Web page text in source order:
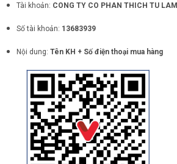
Tài khoản: CONG TY CO PHAN THICH TU LAM
Số tài khoản: 13683939
Nội dung: Tên KH + Số điện thoại mua hàng